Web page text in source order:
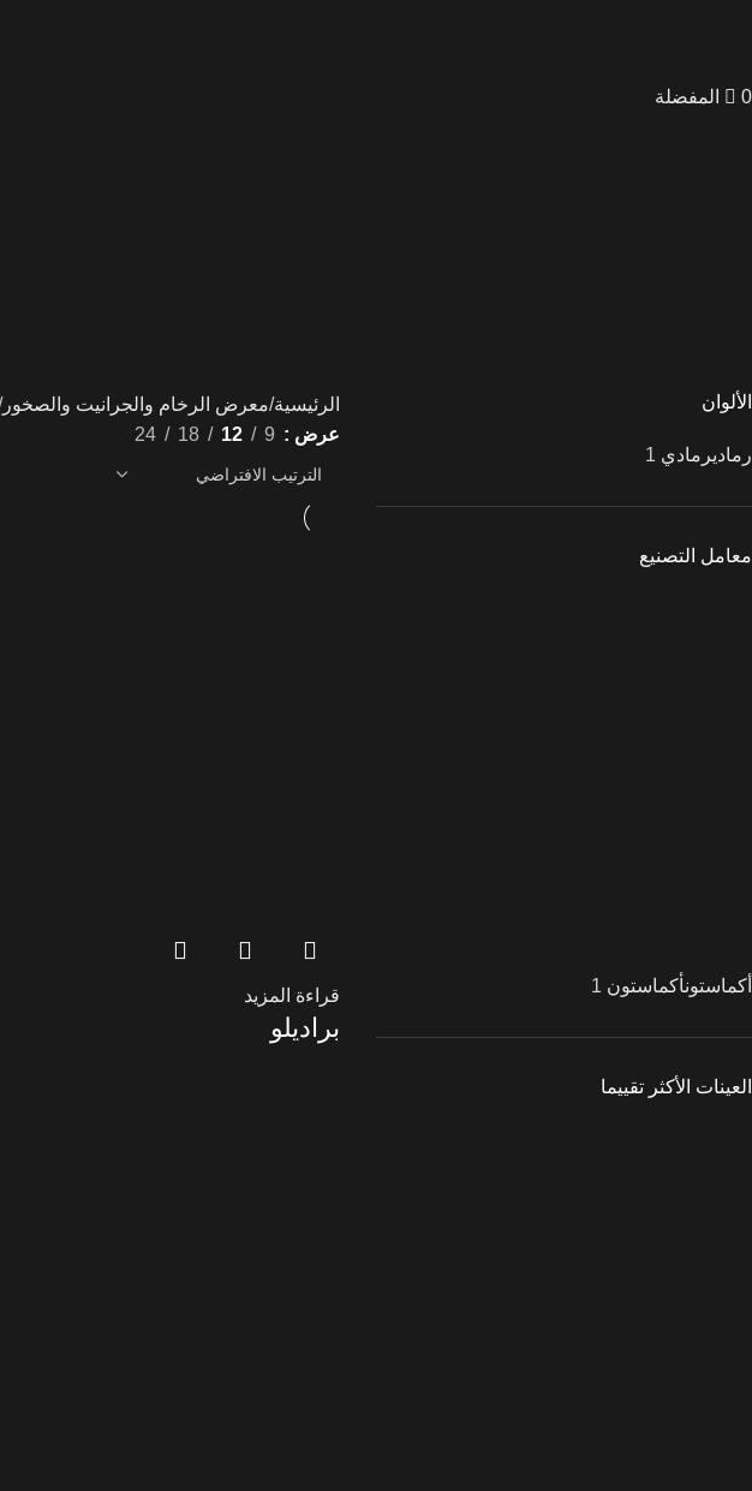
0 المفضلة
الألوان
رماديرمادي 1
معامل التصنيع
أكماستونأكماستون 1
العينات الأكثر تقييما
الرئيسية معرض الرخام والجرانيت والصخور
عرض
9
12
18
24
قراءة المزيد
براديلو